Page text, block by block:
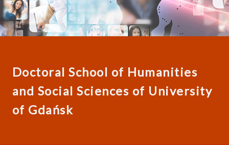
Doctoral School of Humanities
and Social Sciences of University
of Gdańsk